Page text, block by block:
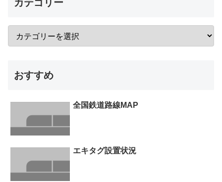
カテゴリー
おすすめ
全国鉄道路線MAP
エキタグ設置状況